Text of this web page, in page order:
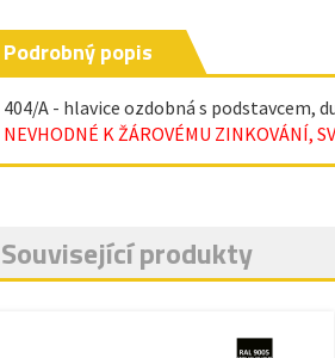
Podrobný popis
404/A - hlavice ozdobná s podstavcem,
NEVHODNÉ K ŽÁROVÉMU ZINKOVÁNÍ,
Související produkty